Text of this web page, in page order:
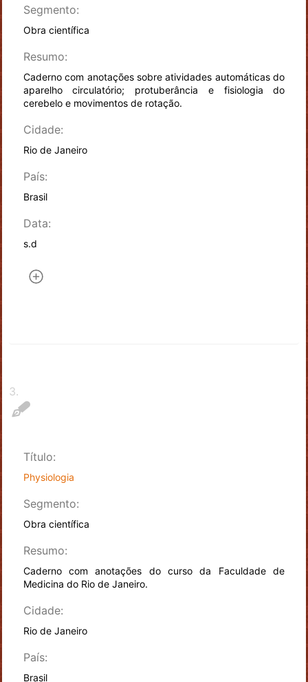
Segmento:
Obra científica
Resumo:
Caderno com anotações sobre atividades automáticas do
aparelho circulatório; protuberância e fisiologia do
cerebelo e movimentos de rotação.
Cidade:
Rio de Janeiro
País:
Brasil
Data:
s.d
3.
Título:
Physiologia
Segmento:
Obra científica
Resumo:
Caderno com anotações do curso da Faculdade de
Medicina do Rio de Janeiro.
Cidade:
Rio de Janeiro
País:
Brasil